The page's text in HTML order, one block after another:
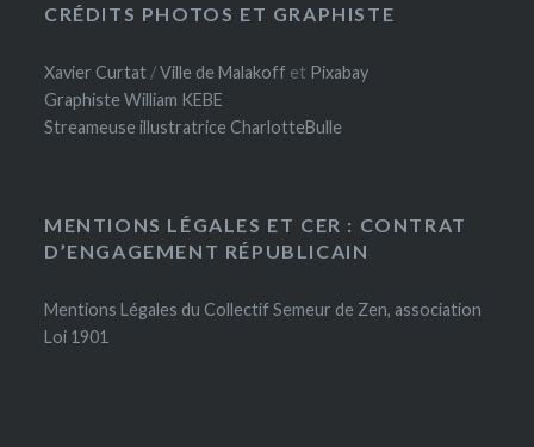
CRÉDITS PHOTOS ET GRAPHISTE
Xavier Curtat /Ville de Malakoff et Pixabay
Graphiste William KEBE
Streameuse illustratrice CharlotteBulle
MENTIONS LÉGALES ET CER : CONTRAT
D’ENGAGEMENT RÉPUBLICAIN
Mentions Légales du Collectif Semeur de Zen, association
Loi 1901